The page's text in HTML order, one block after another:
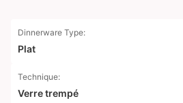
Dinnerware Type:
Plat
Technique:
Verre trempé